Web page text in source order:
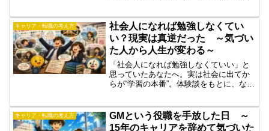
業でもすぐ活用できるフレームワーク入
門です。
キャリア・転職の考え方
社会人になれば勉強しなくてい
い？現実は真逆だった ～気づい
た人から人生が変わる～
「社会人になれば勉強しなくていい」と
思っていたあなたへ。実は社会に出てか
らが“学習の本番”。体験談をもとに、なぜ
キャリア・転職の考え方
GMという役職を手放した日 ～
15年のキャリアを辞めて気づいた